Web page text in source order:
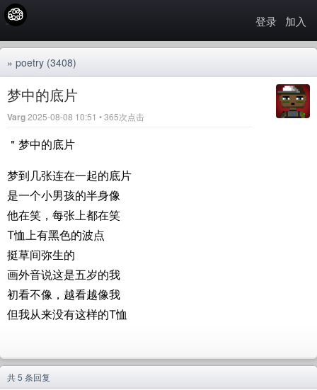
登录 加入
» poetry (3408)
梦中的底片
Varg2025-08-08 10:51 • 365次点击
＂梦中的底片
梦到几张连在一起的底片
是一个小男孩的半身像
他在笑，每张上都在笑
T恤上有黑色的波点
挺草间弥生的
画外音说这是五岁的我
初看不像，越看越像我
但我从来没有这样的T恤
共 5 条回复